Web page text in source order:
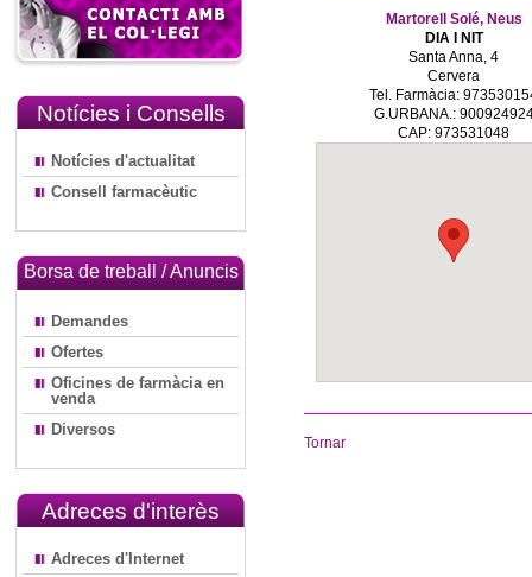
Notícies i Consells
Notícies d'actualitat
Consell farmacèutic
Borsa de treball / Anuncis
Demandes
Ofertes
Oficines de farmàcia en
venda
Diversos
Adreces d'interès
Adreces d'Internet
Martorell Solé, Neus
DIA I NIT
Santa Anna, 4
Cervera
Tel. Farmàcia:
G.URBANA.:
CAP: 973531048
Tornar